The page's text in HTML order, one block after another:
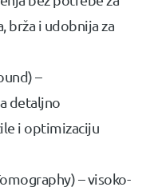
brža i udobnija za
–
detaljno
i optimizaciju
– visoko-